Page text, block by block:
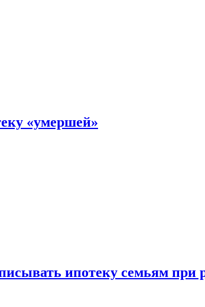
«умершей»
ипотеку семьям при